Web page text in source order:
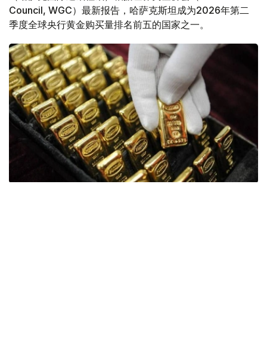
Council, WGC）最新报告，哈萨克斯坦成为2026年第二
季度全球央行黄金购买量排名前五的国家之一。